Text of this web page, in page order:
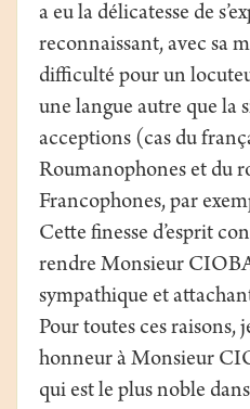
a eu la délicatesse de
reconnaissant, avec sa
difficulté pour un
une langue autre que la
acceptions (cas du
Roumanophones et du
Francophones, par
Cette finesse d’esprit
rendre Monsieur
sympathique et
Pour toutes ces raisons,
honneur à Monsieur
qui est le plus noble